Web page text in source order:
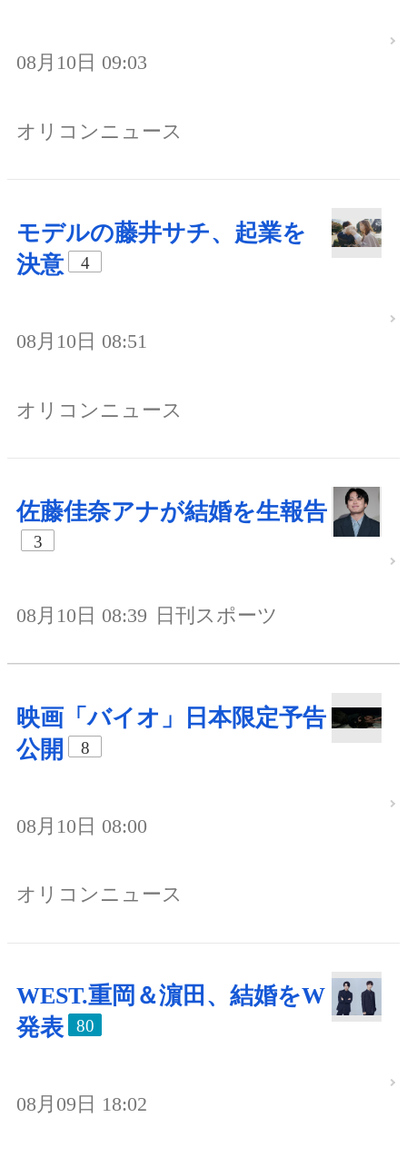
08月10日 09:03
オリコンニュース
モデルの藤井サチ、起業を
決意
4
08月10日 08:51
オリコンニュース
佐藤佳奈アナが結婚を生報告
3
08月10日 08:39 日刊スポーツ
映画「バイオ」日本限定予告
公開
8
08月10日 08:00
オリコンニュース
WEST.重岡＆濵田、結婚をW
発表
80
08月09日 18:02